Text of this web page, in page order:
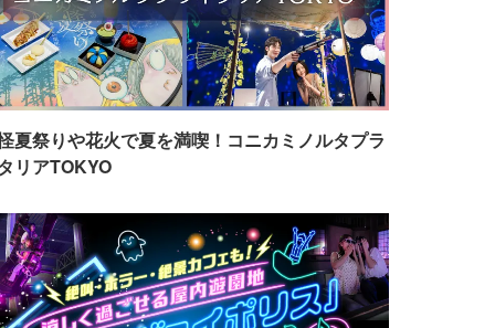
夏祭りや花火で夏を満喫！コニカミノルタプラ
リアTOKYO